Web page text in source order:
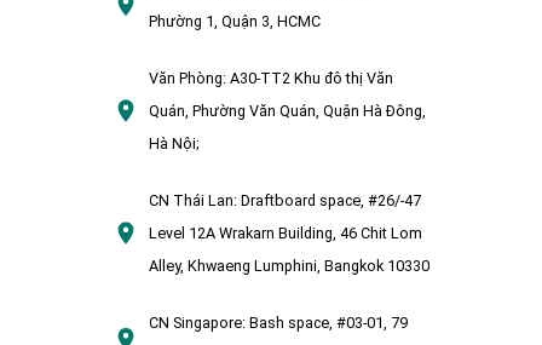
Phường 1, Quận 3, HCMC
Văn Phòng:A30-TT2 Khu đô thị Văn
Quán, Phường Văn Quán, Quận Hà Đông,
Hà Nội;
CN Thái Lan: Draftboard space, #26/-47
Level 12A Wrakarn Building, 46 Chit Lom
Alley, Khwaeng Lumphini, Bangkok 10330
CN Singapore: Bash space, #03-01, 79